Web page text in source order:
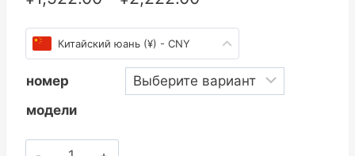
Китайский юань (¥) - CNY
номер
модели